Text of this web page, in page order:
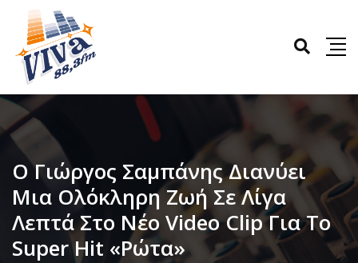
Ο Γιώργος Σαμπάνης Διανύει
Μια Ολόκληρη Ζωή Σε Λίγα
Λεπτά Στο Νέο Video Clip Για Το
Super Hit «Ρώτα»